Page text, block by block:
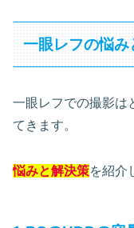
一眼レフの悩み
一眼レフでの撮影は
てきます。
悩みと解決策を紹介